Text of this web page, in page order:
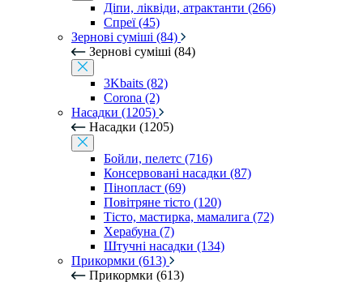
Діпи, ліквіди, атрактанти (266)
Спреї (45)
Зернові суміші (84)
Зернові суміші (84)
3Kbaits (82)
Corona (2)
Насадки (1205)
Насадки (1205)
Бойли, пелетс (716)
Консервовані насадки (87)
Пінопласт (69)
Повітряне тісто (120)
Тісто, мастирка, мамалига (72)
Херабуна (7)
Штучні насадки (134)
Прикормки (613)
Прикормки (613)